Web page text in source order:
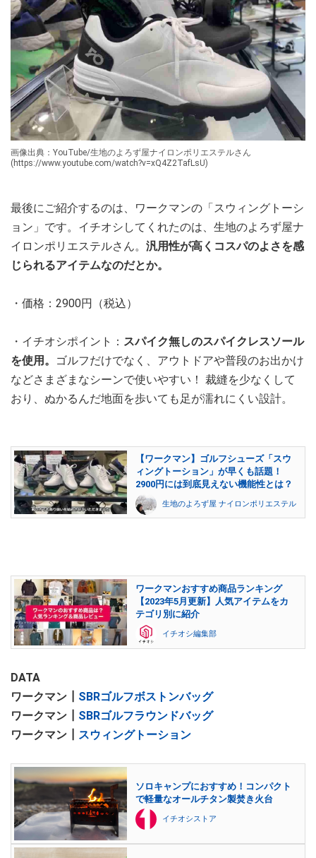
画像出典：YouTube/生地のよろず屋ナイロンポリエステルさん
(https://www.youtube.com/watch?v=xQ4Z2TafLsU)
最後にご紹介するのは、ワークマンの「スウィングトーシ
ョン」です。イチオシしてくれたのは、生地のよろず屋ナ
イロンポリエステルさん。 汎用性が高くコスパのよさを感
じられるアイテムなのだとか。
・価格：2900円（税込）
・イチオシポイント： スパイク無しのスパイクレスソール
を使用。
ゴルフだけでなく、アウトドアや普段のお出かけ
などさまざまなシーンで使いやすい！ 裁縫を少なくして
おり、ぬかるんだ地面を歩いても足が濡れにくい設計。
【ワークマン】ゴルフシューズ「スウ
ィングトーション」が早くも話題！
2900円には到底見えない機能性とは？
生地のよろず屋 ナイロンポリエステル
ワークマンおすすめ商品ランキング
【2023年5月更新】人気アイテムをカ
テゴリ別に紹介
イチオシ編集部
DATA
ワークマン┃ SBRゴルフボストンバッグ
ワークマン┃ SBRゴルフラウンドバッグ
ワークマン┃
スウィングトーション
ソロキャンプにおすすめ！コンパクト
で軽量なオールチタン製焚き火台
イチオシストア